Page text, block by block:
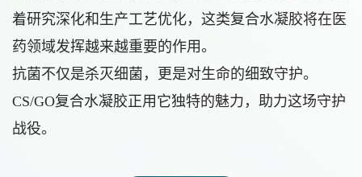
着研究深化和生产工艺优化，这类复合水凝胶将在医
药领域发挥越来越重要的作用。
抗菌不仅是杀灭细菌，更是对生命的细致守护。
CS/GO复合水凝胶正用它独特的魅力，助力这场守护
战役。